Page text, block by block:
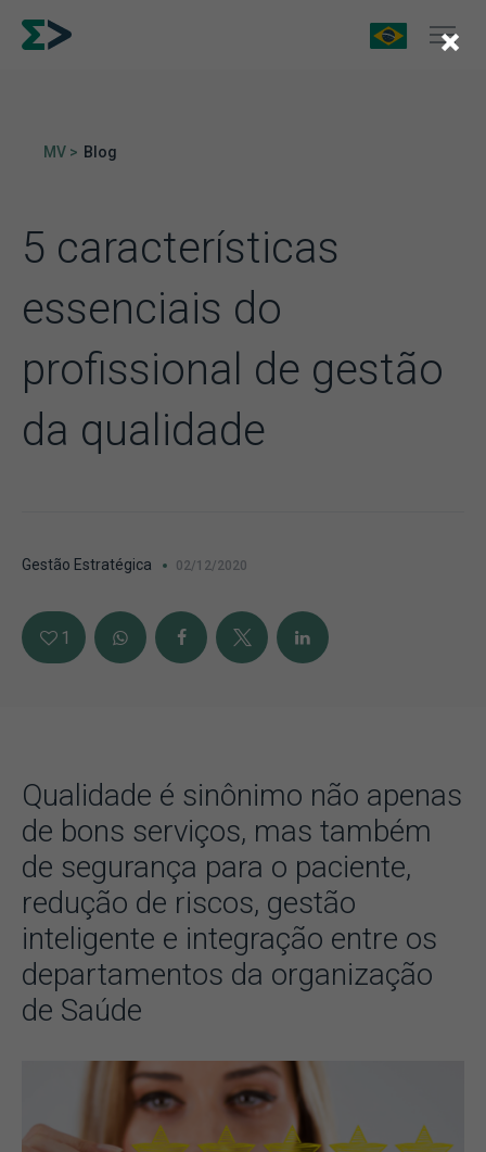
×
MV > Blog
5 características
essenciais do
profissional de gestão
da qualidade
Gestão Estratégica 02/12/2020
1
Qualidade é sinônimo não apenas
de bons serviços, mas também
de segurança para o paciente,
redução de riscos, gestão
inteligente e integração entre os
departamentos da organização
de Saúde